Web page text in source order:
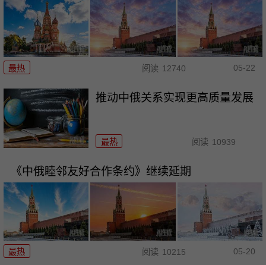
最热 阅读 12740 05-22
推动中俄关系实现更高质量发展
最热 阅读 10939
《中俄睦邻友好合作条约》继续延期
最热 阅读 10215 05-20